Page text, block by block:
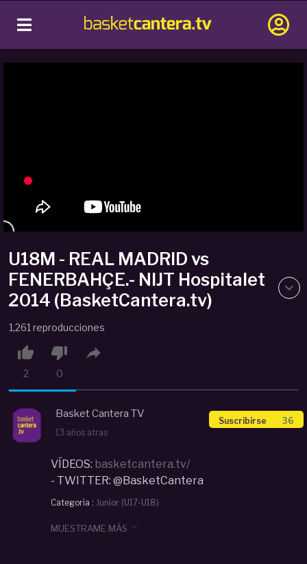
U18M - REAL MADRID vs
FENERBAHÇE.- NIJT Hospitalet
2014 (BasketCantera.tv)
1,261 reproducciones

2

0

Basket Cantera TV
13 años atras
Suscribirse 36
VÍDEOS: basketcantera.tv/
- TWITTER: @BasketCantera
Categoria : Junior (U17-U18)
# U18M # Sub18
Madrid
# Fernerbahce
MUESTRAME MÁS 